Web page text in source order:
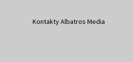
Kontakty Albatros Media